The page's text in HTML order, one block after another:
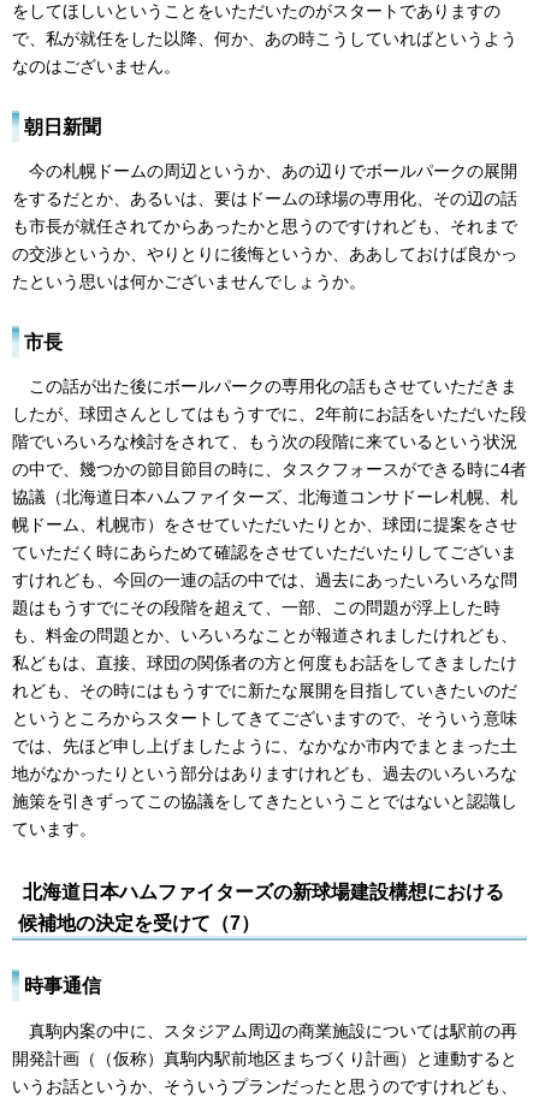
をしてほしいということをいただいたのがスタートでありますの
で、私が就任をした以降、何か、あの時こうしていればというよう
なのはございません。
朝日新聞
今の札幌ドームの周辺というか、あの辺りでボールパークの展開
をするだとか、あるいは、要はドームの球場の専用化、その辺の話
も市長が就任されてからあったかと思うのですけれども、それまで
の交渉というか、やりとりに後悔というか、ああしておけば良かっ
たという思いは何かございませんでしょうか。
市長
この話が出た後にボールパークの専用化の話もさせていただきま
したが、球団さんとしてはもうすでに、2年前にお話をいただいた段
階でいろいろな検討をされて、もう次の段階に来ているという状況
の中で、幾つかの節目節目の時に、タスクフォースができる時に4者
協議（北海道日本ハムファイターズ、北海道コンサドーレ札幌、札
幌ドーム、札幌市）をさせていただいたりとか、球団に提案をさせ
ていただく時にあらためて確認をさせていただいたりしてございま
すけれども、今回の一連の話の中では、過去にあったいろいろな問
題はもうすでにその段階を超えて、一部、この問題が浮上した時
も、料金の問題とか、いろいろなことが報道されましたけれども、
私どもは、直接、球団の関係者の方と何度もお話をしてきましたけ
れども、その時にはもうすでに新たな展開を目指していきたいのだ
というところからスタートしてきてございますので、そういう意味
では、先ほど申し上げましたように、なかなか市内でまとまった土
地がなかったりという部分はありますけれども、過去のいろいろな
施策を引きずってこの協議をしてきたということではないと認識し
ています。
北海道日本ハムファイターズの新球場建設構想における
候補地の決定を受けて（7）
時事通信
真駒内案の中に、スタジアム周辺の商業施設については駅前の再
開発計画（（仮称）真駒内駅前地区まちづくり計画）と連動すると
いうお話というか、そういうプランだったと思うのですけれども、